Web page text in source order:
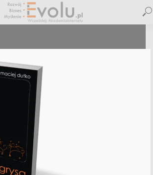
efekttygrysa-book
Dodaj komentarz
DODAJ
KOMENTARZ